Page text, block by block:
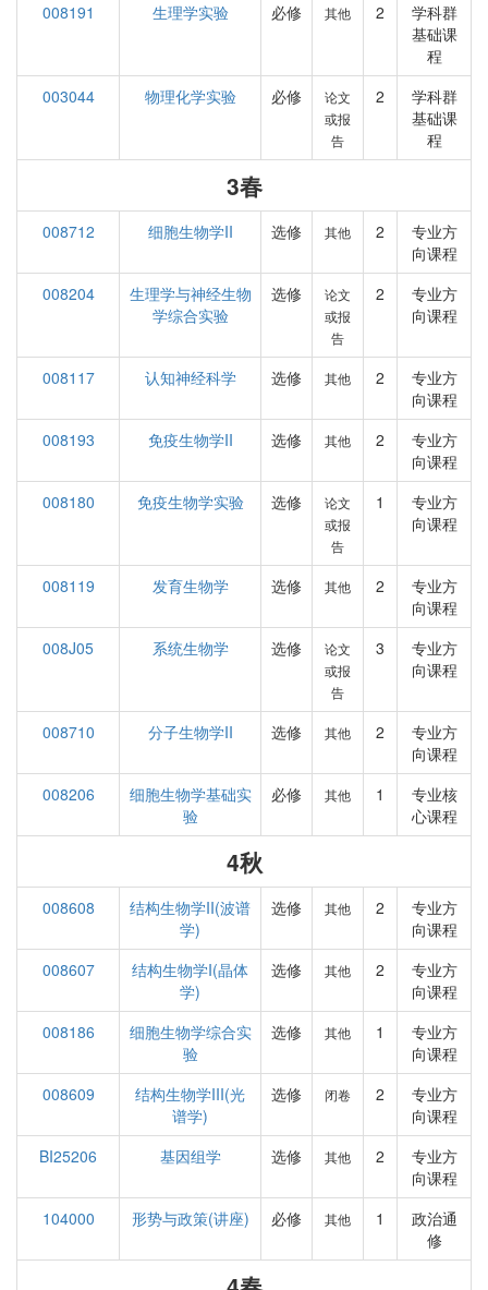
008191
生理学实验 必修 其他 2
学科群
基础课
程
003044
物理化学实验 必修
论文
或报
告
2
学科群
基础课
程
3春
008712 细胞生物学II 选修 其他 2
专业方
向课程
008204
生理学与神经生物
学综合实验
选修
论文
或报
告
2
专业方
向课程
008117 认知神经科学 选修 其他 2
专业方
向课程
008193
免疫生物学II 选修 其他 2
专业方
向课程
008180
免疫生物学实验 选修
论文
或报
告
1
专业方
向课程
008119 发育生物学 选修 其他 2
专业方
向课程
008J05
系统生物学 选修
论文
或报
告
3
专业方
向课程
008710 分子生物学II 选修 其他 2
专业方
向课程
008206
细胞生物学基础实
验
必修 其他 1
专业核
心课程
4秋
008608
结构生物学II(波谱
学)
选修 其他 2
专业方
向课程
008607
结构生物学I(晶体
学)
选修 其他 2
专业方
向课程
008186
细胞生物学综合实
验
选修 其他 1
专业方
向课程
008609
结构生物学III(光
谱学)
选修 闭卷 2
专业方
向课程
BI25206
基因组学 选修 其他 2
专业方
向课程
104000
形势与政策(讲座) 必修 其他 1
政治通
修